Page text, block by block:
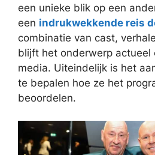
een unieke blik op een
een indrukwekkende reis
combinatie van cast,
blijft het onderwerp actueel
media. Uiteindelijk is het
te bepalen hoe ze het
beoordelen.